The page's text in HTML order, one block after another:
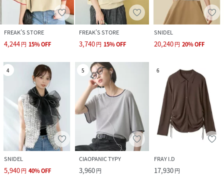
FREAK’S STORE
4,244円 15%OFF
FREAK’S STORE
3,740円 15%OFF
SNIDEL
20,240円 20%OFF
4
SNIDEL
5,940円 40%OFF
5
CIAOPANIC TYPY
3,960円
6
FRAY I.D
17,930円